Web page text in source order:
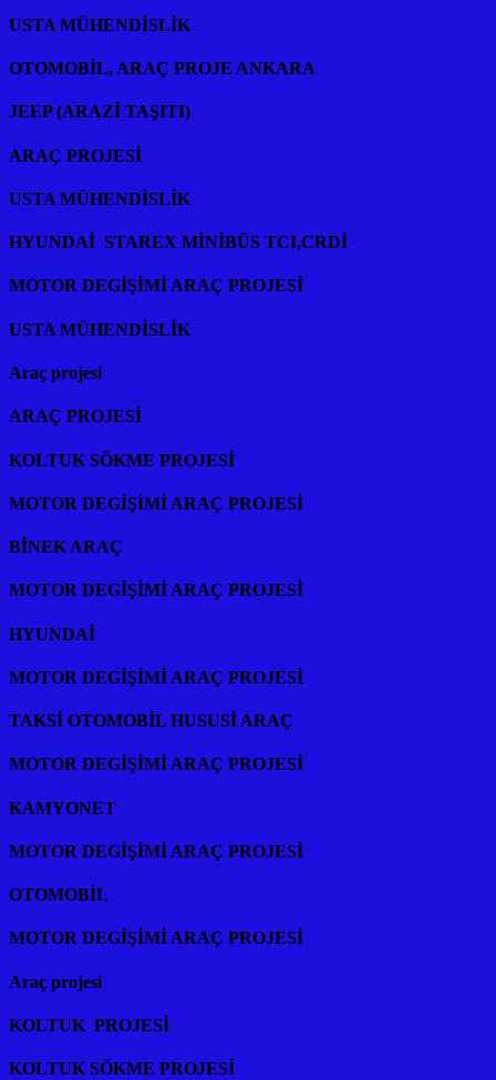
USTA MÜHENDİSLİK
OTOMOBİL, ARAÇ PROJE ANKARA
JEEP (ARAZİ TAŞITI)
ARAÇ PROJESİ
USTA MÜHENDİSLİK
HYUNDAİ STAREX MİNİBÜS TCI,CRDİ
MOTOR DEGİŞİMİ ARAÇ PROJESİ
USTA MÜHENDİSLİK
Araç projesi
ARAÇ PROJESİ
KOLTUK SÖKME PROJESİ
MOTOR DEGİŞİMİ ARAÇ PROJESİ
BİNEK ARAÇ
MOTOR DEGİŞİMİ ARAÇ PROJESİ
HYUNDAİ
MOTOR DEGİŞİMİ ARAÇ PROJESİ
TAKSİ OTOMOBİL HUSUSİ ARAÇ
MOTOR DEGİŞİMİ ARAÇ PROJESİ
KAMYONET
MOTOR DEGİŞİMİ ARAÇ PROJESİ
OTOMOBİL
MOTOR DEGİŞİMİ ARAÇ PROJESİ
Araç projesi
KOLTUK PROJESİ
KOLTUK SÖKME PROJESİ